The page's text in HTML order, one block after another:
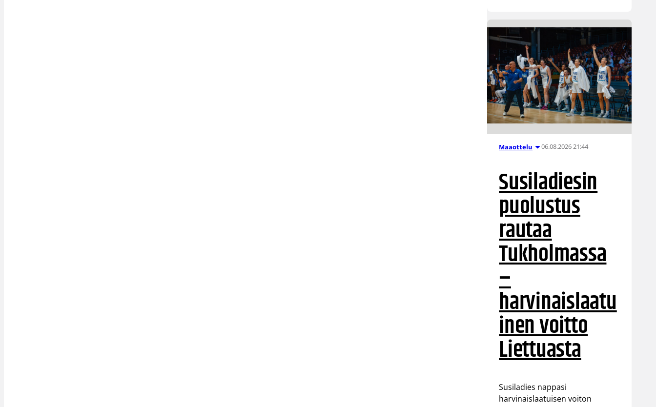
Maaottelu 06.08.2026 21:44
Susiladiesin
puolustus
rautaa
Tukholmassa
–
harvinaislaatu
inen voitto
Liettuasta
Susiladies nappasi
harvinaislaatuisen voiton